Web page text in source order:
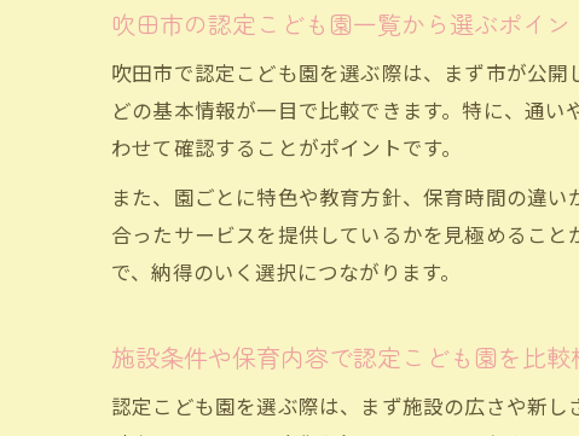
吹田市の認定こども園一覧から選ぶポイン
吹田市で認定こども園を選ぶ際は、まず市が公
どの基本情報が一目で比較できます。特に、通
わせて確認することがポイントです。
また、園ごとに特色や教育方針、保育時間の違
合ったサービスを提供しているかを見極めるこ
で、納得のいく選択につながります。
施設条件や保育内容で認定こども園を比較
認定こども園を選ぶ際は、まず施設の広さや新